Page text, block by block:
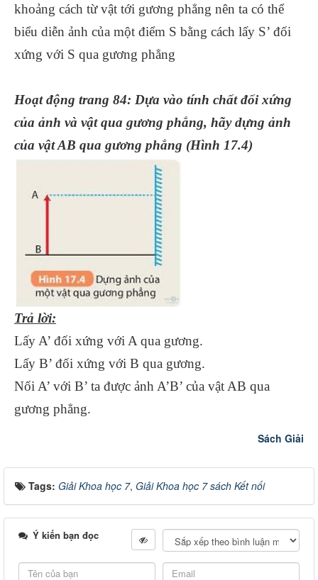
khoảng cách từ vật tới gương phẳng nên ta có thể
biểu diễn ảnh của một điểm S bằng cách lấy S’ đối
xứng với S qua gương phẳng
Hoạt động trang 84: Dựa vào tính chất đối xứng
của ảnh và vật qua gương phẳng, hãy dựng ảnh
của vật AB qua gương phẳng (Hình 17.4)
Trả lời:
Lấy A’ đối xứng với A qua gương.
Lấy B’ đối xứng với B qua gương.
Nối A’ với B’ ta được ảnh A’B’ của vật AB qua
gương phẳng.
Sách Giải
Tags: Giải Khoa học 7, Giải Khoa học 7 sách Kết nối
Ý kiến bạn đọc